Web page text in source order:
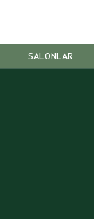
SALONLAR